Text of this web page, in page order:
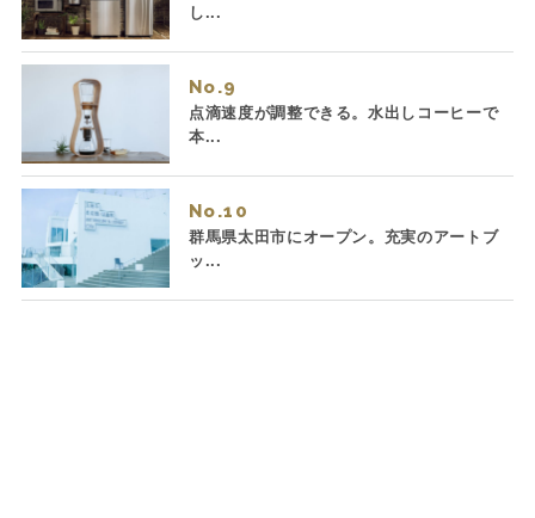
し...
No.
点滴速度が調整できる。水出しコーヒーで
本...
No.
群馬県太田市にオープン。充実のアートブ
ッ...